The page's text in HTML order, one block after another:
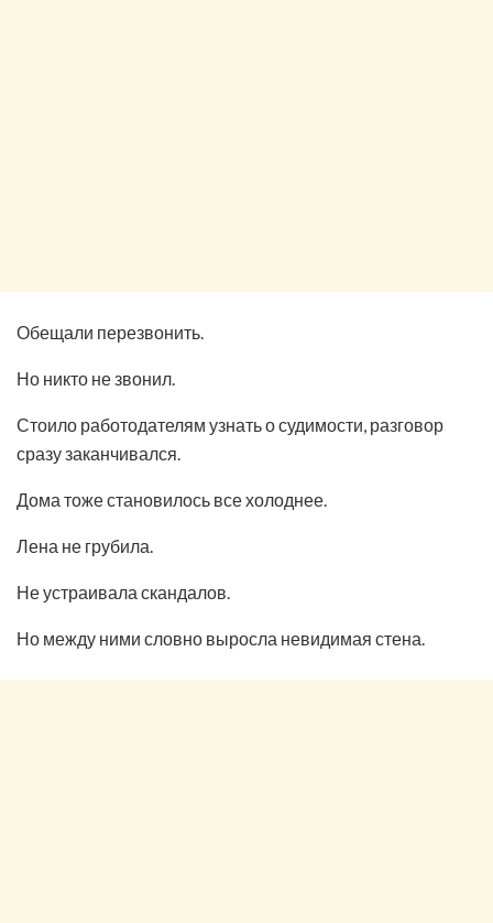
Обещали перезвонить.
Но никто не звонил.
Стоило работодателям узнать о судимости, разговор
сразу заканчивался.
Дома тоже становилось все холоднее.
Лена не грубила.
Не устраивала скандалов.
Но между ними словно выросла невидимая стена.